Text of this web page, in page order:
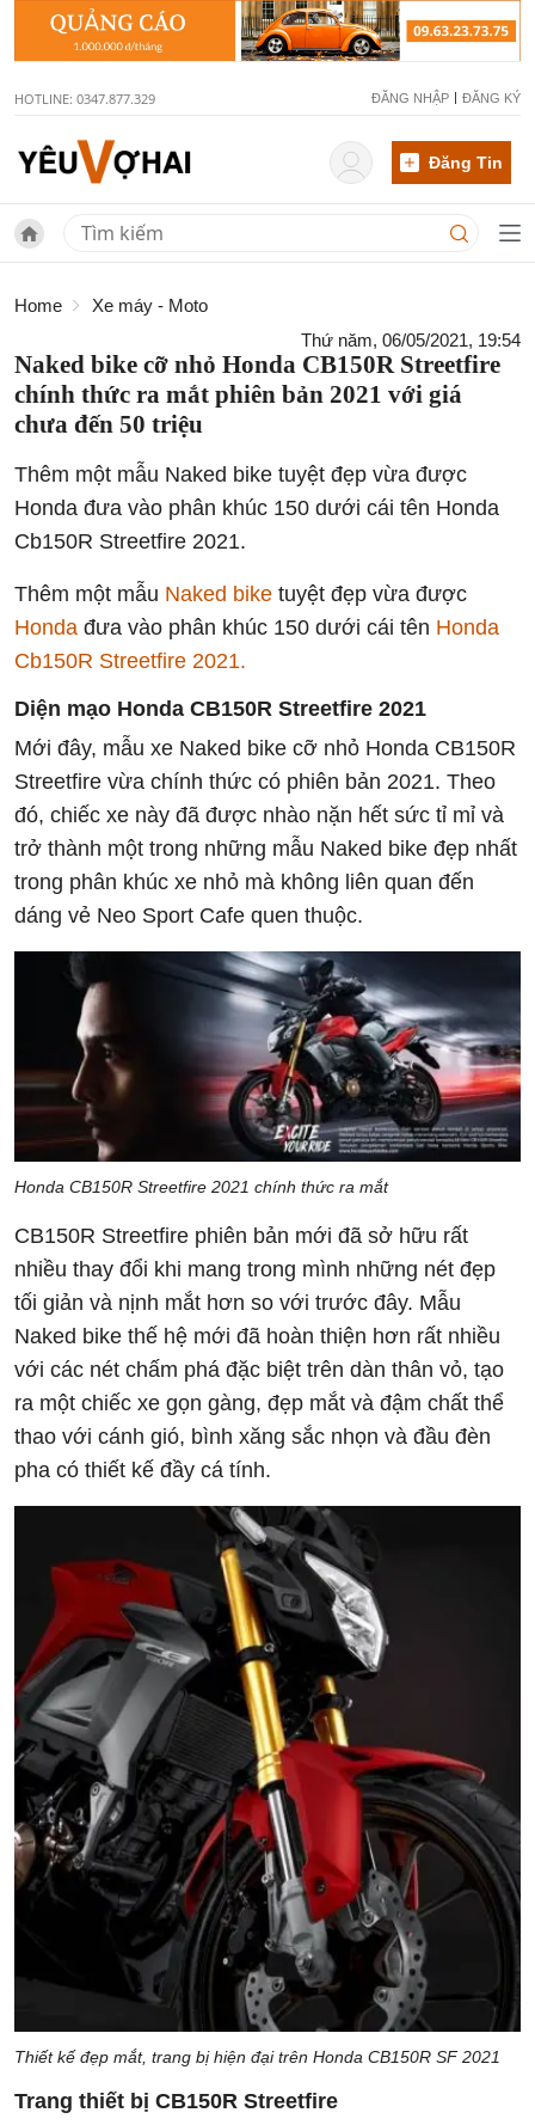
HOTLINE: 0347.877.329 ĐĂNG NHẬP ĐĂNG KÝ
Đăng Tin
Home
Xe máy - Moto
Thứ năm, 06/05/2021, 19:54
Naked bike cỡ nhỏ Honda CB150R Streetfire
chính thức ra mắt phiên bản 2021 với giá
chưa đến 50 triệu
Thêm một mẫu Naked bike tuyệt đẹp vừa được
Honda đưa vào phân khúc 150 dưới cái tên Honda
Cb150R Streetfire 2021.
Thêm một mẫu Naked bike tuyệt đẹp vừa được
Honda đưa vào phân khúc 150 dưới cái tên Honda
Cb150R Streetfire 2021.
Diện mạo Honda CB150R Streetfire 2021
Mới đây, mẫu xe Naked bike cỡ nhỏ Honda CB150R
Streetfire vừa chính thức có phiên bản 2021. Theo
đó, chiếc xe này đã được nhào nặn hết sức tỉ mỉ và
trở thành một trong những mẫu Naked bike đẹp nhất
trong phân khúc xe nhỏ mà không liên quan đến
dáng vẻ Neo Sport Cafe quen thuộc.
Honda CB150R Streetfire 2021 chính thức ra mắt
CB150R Streetfire phiên bản mới đã sở hữu rất
nhiều thay đổi khi mang trong mình những nét đẹp
tối giản và nịnh mắt hơn so với trước đây. Mẫu
Naked bike thế hệ mới đã hoàn thiện hơn rất nhiều
với các nét chấm phá đặc biệt trên dàn thân vỏ, tạo
ra một chiếc xe gọn gàng, đẹp mắt và đậm chất thể
thao với cánh gió, bình xăng sắc nhọn và đầu đèn
pha có thiết kế đầy cá tính.
Thiết kế đẹp mắt, trang bị hiện đại trên Honda CB150R SF 2021
Trang thiết bị CB150R Streetfire